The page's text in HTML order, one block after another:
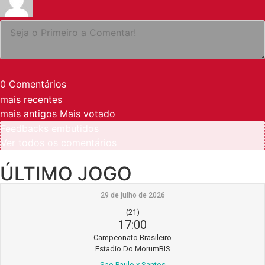
0 Comentários
mais recentes
mais antigos Mais votado
ÚLTIMO JOGO
29 de julho de 2026
(21)
17:00
Campeonato Brasileiro
Estadio Do MorumBIS